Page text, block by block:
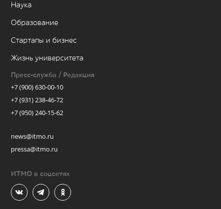
Наука
Образование
Стартапы и бизнес
Жизнь университета
Пресс-служба / Редакция
+7 (900) 630-00-10
+7 (931) 238-46-72
+7 (950) 240-15-62
news@itmo.ru
pressa@itmo.ru
ИТМО в соцсетях